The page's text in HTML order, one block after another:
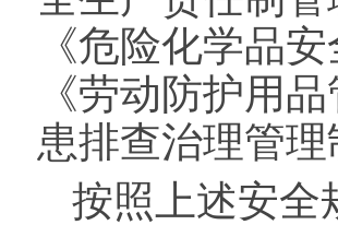
《危险化学品
《劳动防护用
患排查治理管
按照上述安全